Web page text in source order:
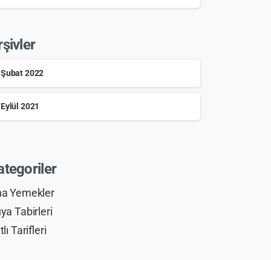
Şubat 2022
Eylül 2021
Yemekler
Tabirleri
Tarifleri